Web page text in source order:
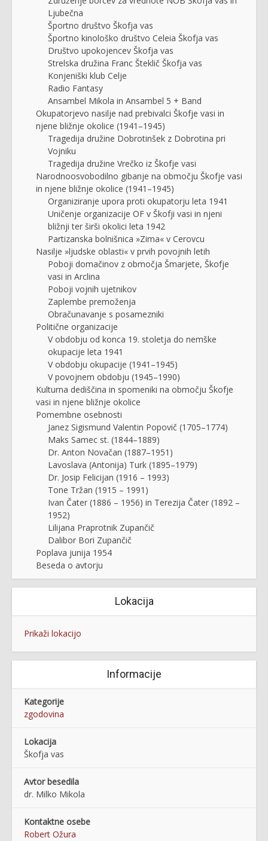
Ljubečna
Športno društvo Škofja vas
Športno kinološko društvo Celeia Škofja vas
Društvo upokojencev Škofja vas
Strelska družina Franc Šteklič Škofja vas
Konjeniški klub Celje
Radio Fantasy
Ansambel Mikola in Ansambel 5 + Band
Okupatorjevo nasilje nad prebivalci Škofje vasi in
njene bližnje okolice (1941–1945)
Tragedija družine Dobrotinšek z Dobrotina pri
Vojniku
Tragedija družine Vrečko iz Škofje vasi
Narodnoosvobodilno gibanje na območju Škofje vasi
in njene bližnje okolice (1941–1945)
Organiziranje upora proti okupatorju leta 1941
Uničenje organizacije OF v Škofji vasi in njeni
bližnji ter širši okolici leta 1942
Partizanska bolnišnica »Zima« v Cerovcu
Nasilje »ljudske oblasti« v prvih povojnih letih
Poboji domačinov z območja Šmarjete, Škofje
vasi in Arclina
Poboji vojnih ujetnikov
Zaplembe premoženja
Obračunavanje s posamezniki
Politične organizacije
V obdobju od konca 19. stoletja do nemške
okupacije leta 1941
V obdobju okupacije (1941–1945)
V povojnem obdobju (1945–1990)
Kulturna dediščina in spomeniki na območju Škofje
vasi in njene bližnje okolice
Pomembne osebnosti
Janez Sigismund Valentin Popovič (1705–1774)
Maks Samec st. (1844–1889)
Dr. Anton Novačan (1887–1951)
Lavoslava (Antonija) Turk (1895–1979)
Dr. Josip Felicijan (1916 – 1993)
Tone Tržan (1915 – 1991)
Ivan Čater (1886 – 1956) in Terezija Čater (1892 –
1952)
Lilijana Praprotnik Zupančič
Dalibor Bori Zupančič
Poplava junija 1954
Beseda o avtorju
Lokacija
Prikaži lokacijo
Informacije
Kategorije
zgodovina
Lokacija
Škofja vas
Avtor besedila
dr. Milko Mikola
Kontaktne osebe
Robert Ožura